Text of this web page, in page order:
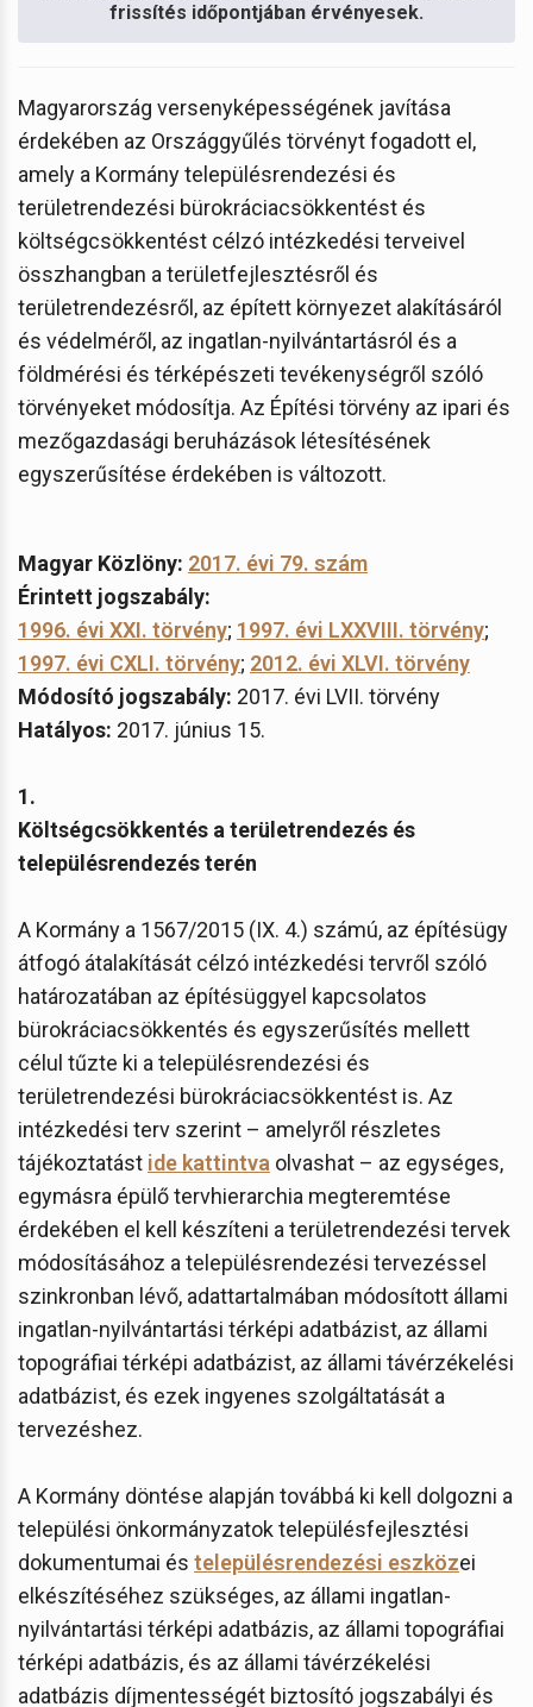
frissítés időpontjában érvényesek.
Magyarország versenyképességének javítása
érdekében az Országgyűlés törvényt fogadott el,
amely a Kormány településrendezési és
területrendezési bürokráciacsökkentést és
költségcsökkentést célzó intézkedési terveivel
összhangban a területfejlesztésről és
területrendezésről, az épített környezet alakításáról
és védelméről, az ingatlan-nyilvántartásról és a
földmérési és térképészeti tevékenységről szóló
törvényeket módosítja. Az Építési törvény az ipari és
mezőgazdasági beruházások létesítésének
egyszerűsítése érdekében is változott.
Magyar Közlöny: 2017. évi 79. szám
Érintett jogszabály:
1996. évi XXI. törvény; 1997. évi LXXVIII. törvény;
1997. évi CXLI. törvény; 2012. évi XLVI. törvény
Módosító jogszabály: 2017. évi LVII. törvény
Hatályos: 2017. június 15.
1.
Költségcsökkentés a területrendezés és
településrendezés terén
A Kormány a 1567/2015 (IX. 4.) számú, az építésügy
átfogó átalakítását célzó intézkedési tervről szóló
határozatában az építésüggyel kapcsolatos
bürokráciacsökkentés és egyszerűsítés mellett
célul tűzte ki a településrendezési és
területrendezési bürokráciacsökkentést is. Az
intézkedési terv szerint – amelyről részletes
tájékoztatást ide kattintva olvashat – az egységes,
egymásra épülő tervhierarchia megteremtése
érdekében el kell készíteni a területrendezési tervek
módosításához a településrendezési tervezéssel
szinkronban lévő, adattartalmában módosított állami
ingatlan-nyilvántartási térképi adatbázist, az állami
topográfiai térképi adatbázist, az állami távérzékelési
adatbázist, és ezek ingyenes szolgáltatását a
tervezéshez.
A Kormány döntése alapján továbbá ki kell dolgozni a
települési önkormányzatok településfejlesztési
dokumentumai és településrendezési eszközei
elkészítéséhez szükséges, az állami ingatlan-
nyilvántartási térképi adatbázis, az állami topográfiai
térképi adatbázis, és az állami távérzékelési
adatbázis díjmentességét biztosító jogszabályi és